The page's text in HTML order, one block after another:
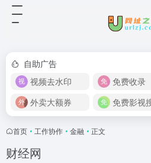
自助广告
视频去水印
免费收录
外卖大额券
免费影视
首页 • 工作协作 • 金融 • 正文
财经网